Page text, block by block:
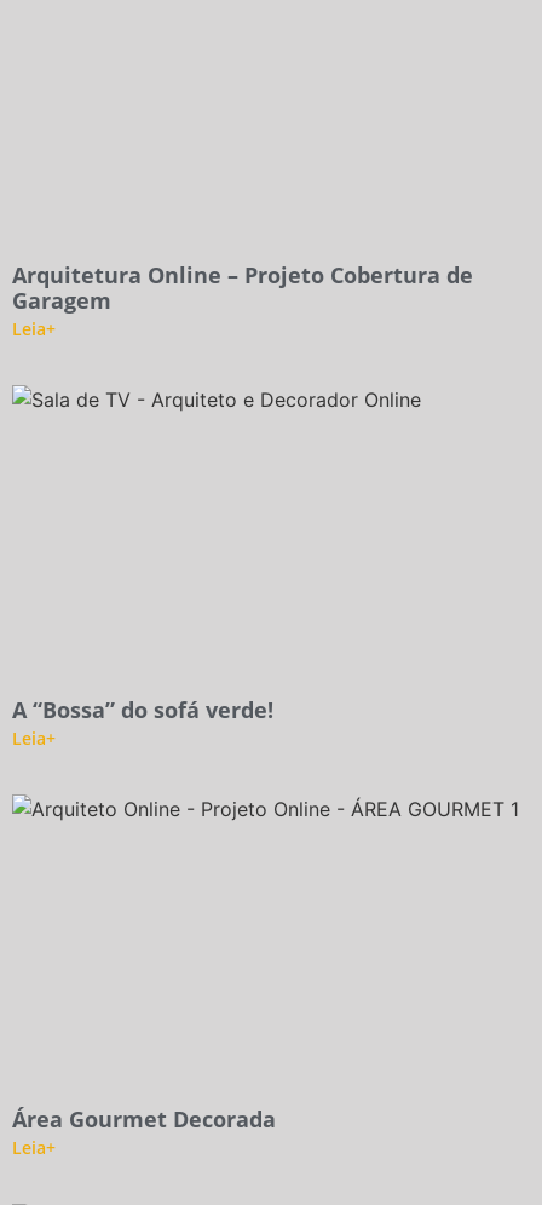
Arquitetura Online – Projeto Cobertura de
Garagem
Leia+
A “Bossa” do sofá verde!
Leia+
Área Gourmet Decorada
Leia+